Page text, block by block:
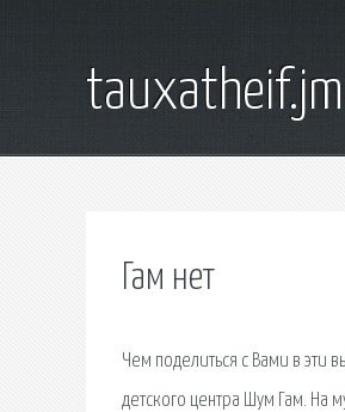
Гам нет
Чем поделиться с Вами в эти
детского центра Шум Гам. На